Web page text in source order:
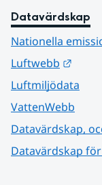
Datavärdskap
Nationella
Luftwebb
Luftmiljödata
VattenWebb
Datavärdskap,
Datavärdskap